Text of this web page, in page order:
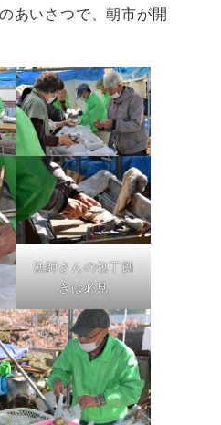
あいさつで、朝市が開
漁師さんの包丁捌
きは必見